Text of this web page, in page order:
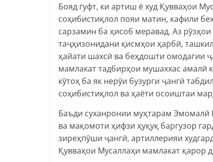
Бояд гуфт, ки артиш ё худ Қувваҳои
соҳибистиқлол пояи матин, кафили
сарзамин ба ҳисоб меравад. Аз
таҷҳизонидани қисмҳои ҳарбӣ,
ҳайати шахсӣ ва беҳдошти омодагии
мамлакат тадбирҳои мушаххас
кӯтоҳ ба як нерӯи бузурги ҷангӣ
соҳибистиқлол ва ҳаёти осоиштаи
Баъди суханронии муҳтарам
ва мақомоти ҳифзи ҳуқуқ баргузор
зиреҳпӯши ҷангӣ, артиллерияи
Қувваҳои Мусаллаҳи мамлакат қарор